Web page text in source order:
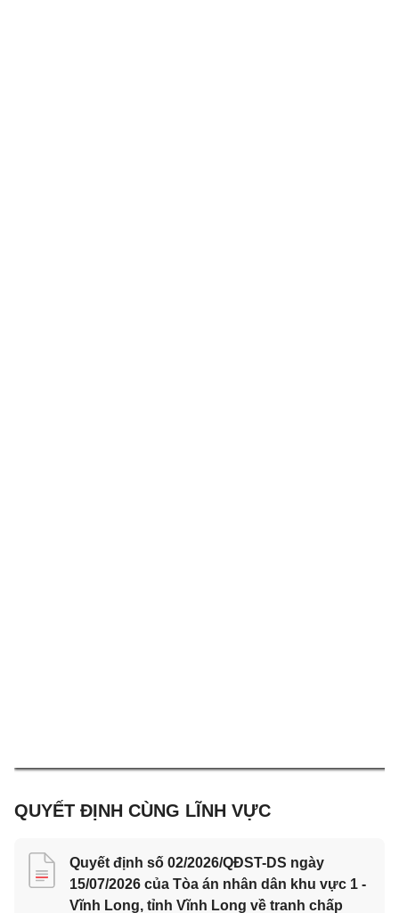
QUYẾT ĐỊNH CÙNG LĨNH VỰC
Quyết định số 02/2026/QĐST-DS ngày
15/07/2026 của Tòa án nhân dân khu vực 1 -
Vĩnh Long, tỉnh Vĩnh Long về tranh chấp